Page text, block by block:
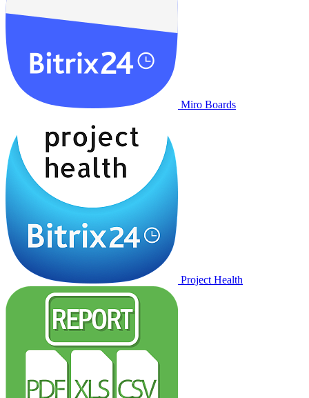
Miro Boards
Project Health